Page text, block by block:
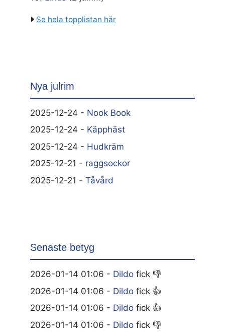
Se hela topplistan här
Nya julrim
2025-12-24 - Nook Book
2025-12-24 - Käpphäst
2025-12-24 - Hudkräm
2025-12-21 - raggsockor
2025-12-21 - Tåvård
Senaste betyg
2026-01-14 01:06 - Dildo fick 👎
2026-01-14 01:06 - Dildo fick 👍
2026-01-14 01:06 - Dildo fick 👍
2026-01-14 01:06 - Dildo fick 👎